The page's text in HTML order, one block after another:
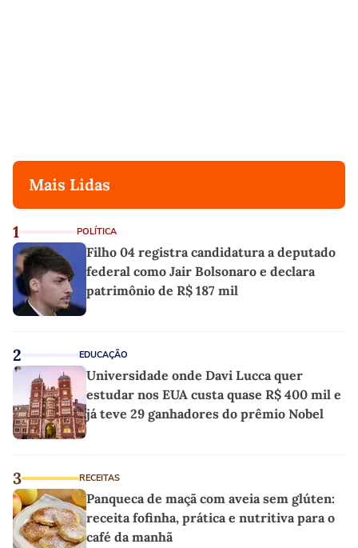
Mais Lidas
1 POLÍTICA
Filho 04 registra candidatura a deputado
federal como Jair Bolsonaro e declara
patrimônio de R$ 187 mil
2 EDUCAÇÃO
Universidade onde Davi Lucca quer
estudar nos EUA custa quase R$ 400 mil e
já teve 29 ganhadores do prêmio Nobel
3 RECEITAS
Panqueca de maçã com aveia sem glúten:
receita fofinha, prática e nutritiva para o
café da manhã